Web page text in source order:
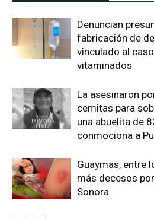
Denuncian
fabricación de
vinculado al
vitaminados
La asesinaron
cemitas para
una abuelita de
conmociona a
Guaymas, entre
más decesos
Sonora.